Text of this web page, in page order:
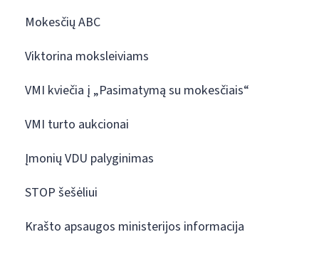
Mokesčių ABC
Viktorina moksleiviams
VMI kviečia į „Pasimatymą su mokesčiais“
VMI turto aukcionai
Įmonių VDU palyginimas
STOP šešėliui
Krašto apsaugos ministerijos informacija